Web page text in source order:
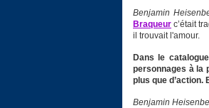
Benjamin
Braqueur c’était
il trouvait l'amour.
Dans le
personnages à la
plus que
Benjamin